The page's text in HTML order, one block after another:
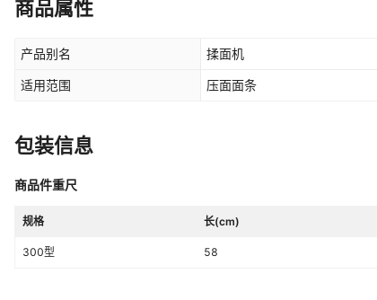
商品属性
产品别名 揉面机
适用范围 压面面条
包装信息
商品件重尺
规格 长(cm)
300型 58